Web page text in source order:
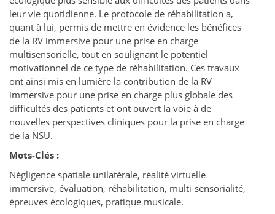
leur vie quotidienne. Le protocole de réhabilitation a,
quant à lui, permis de mettre en évidence les bénéfices
de la RV immersive pour une prise en charge
multisensorielle, tout en soulignant le potentiel
motivationnel de ce type de réhabilitation. Ces travaux
ont ainsi mis en lumière la contribution de la RV
immersive pour une prise en charge plus globale des
difficultés des patients et ont ouvert la voie à de
nouvelles perspectives cliniques pour la prise en charge
de la NSU.
Mots-Clés :
Négligence spatiale unilatérale, réalité virtuelle
immersive, évaluation, réhabilitation, multi-sensorialité,
épreuves écologiques, pratique musicale.